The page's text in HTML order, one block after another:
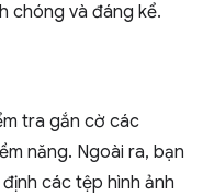
chóng và đáng kể.
tra gắn cờ các
năng. Ngoài ra, bạn
các tệp hình ảnh